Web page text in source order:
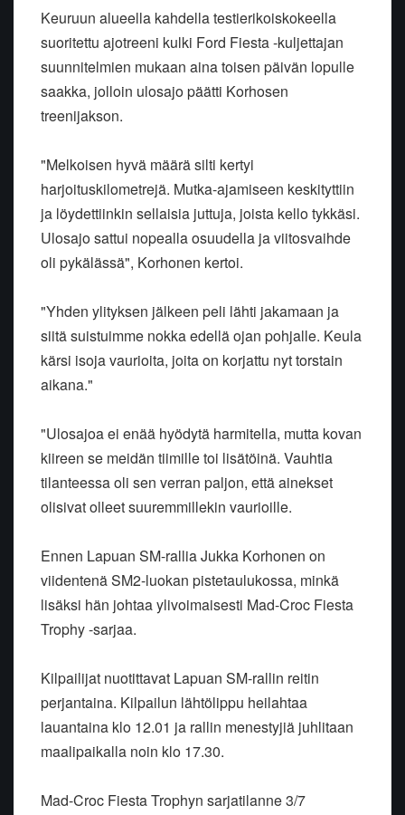
Keuruun alueella kahdella testierikoiskokeella
suoritettu ajotreeni kulki Ford Fiesta -kuljettajan
suunnitelmien mukaan aina toisen päivän lopulle
saakka, jolloin ulosajo päätti Korhosen
treenijakson.
"Melkoisen hyvä määrä silti kertyi
harjoituskilometrejä. Mutka-ajamiseen keskityttiin
ja löydettiinkin sellaisia juttuja, joista kello tykkäsi.
Ulosajo sattui nopealla osuudella ja viitosvaihde
oli pykälässä", Korhonen kertoi.
"Yhden ylityksen jälkeen peli lähti jakamaan ja
siitä suistuimme nokka edellä ojan pohjalle. Keula
kärsi isoja vaurioita, joita on korjattu nyt torstain
aikana."
"Ulosajoa ei enää hyödytä harmitella, mutta kovan
kiireen se meidän tiimille toi lisätöinä. Vauhtia
tilanteessa oli sen verran paljon, että ainekset
olisivat olleet suuremmillekin vaurioille.
Ennen Lapuan SM-rallia Jukka Korhonen on
viidentenä SM2-luokan pistetaulukossa, minkä
lisäksi hän johtaa ylivoimaisesti Mad-Croc Fiesta
Trophy -sarjaa.
Kilpailijat nuotittavat Lapuan SM-rallin reitin
perjantaina. Kilpailun lähtölippu heilahtaa
lauantaina klo 12.01 ja rallin menestyjiä juhlitaan
maalipaikalla noin klo 17.30.
Mad-Croc Fiesta Trophyn sarjatilanne 3/7